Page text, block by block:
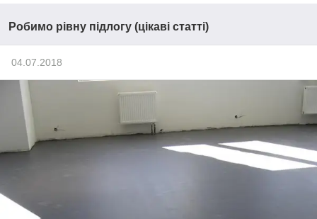
Робимо рівну підлогу (цікаві статті)
04.07.2018